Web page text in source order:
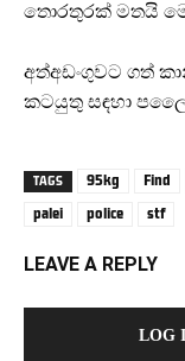
තොරතුරක් මතයි
අත්අඩංගුවට ගත්
කටයුතු සඳහා
TAGS 95kg Find
palei
police stf
LEAVE A REPLY
LOG